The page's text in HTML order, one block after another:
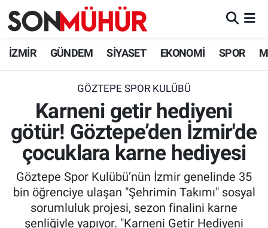
İZMİR GÜNDEM SİYASET EKONOMİ SPOR
GÖZTEPE SPOR KULÜBÜ
Karneni getir hediyeni
götür! Göztepe’den İzmir'de
çocuklara karne hediyesi
Göztepe Spor Kulübü’nün İzmir genelinde 35
bin öğrenciye ulaşan "Şehrimin Takımı" sosyal
sorumluluk projesi, sezon finalini karne
şenliğiyle yapıyor. "Karneni Getir Hediyeni
İzmir Nöbetçi Eczaneler
İzmir Namaz Vakitleri
İzmir Trafik Yoğunluk Haritası
Süper Lig Puan Durumu ve Fikstür
Tüm Manşetler